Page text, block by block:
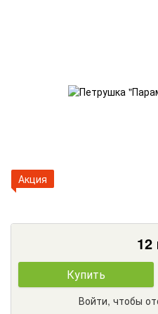
Акция
12
Купить
Войти, чтобы